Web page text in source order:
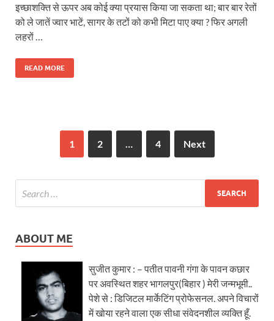
इच्छाशक्ति से ऊपर अब कोई क्या प्रयास किया जा सकता था; बार बार रेतों
को ले जातें ज्वार भाटें, सागर के तटों को कभी मिटा पाए क्या ? फिर अगली
लहरों …
READ MORE
1 2 … 4 Next
ABOUT ME
सुजीत कुमार : – पतीत पावनी गंगा के पावन कछार
पर अवस्थित शहर भागलपुर(बिहार ) मेरी जन्मभूमी..
पेशे से : डिजिटल मार्केटिंग प्रोफेसनल. अपने विचारों
में खोया रहने वाला एक सीधा संवेदनशील व्यक्ति हूँ.